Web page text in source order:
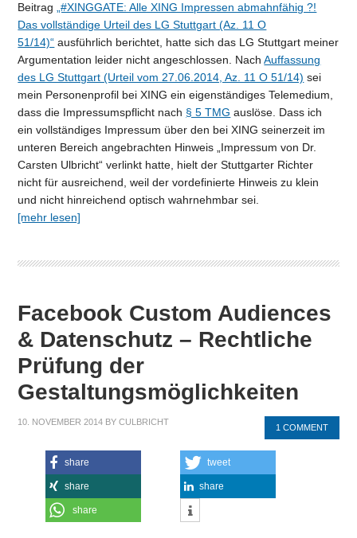
Beitrag
„#XINGGATE: Alle XING Impressen abmahnfähig ?!
Das vollständige Urteil des LG Stuttgart (Az. 11 O
51/14)“ ausführlich berichtet, hatte sich das LG Stuttgart meiner
Argumentation leider nicht angeschlossen. NachAuffassung
des LG Stuttgart (Urteil vom 27.06.2014, Az. 11 O 51/14) sei
mein Personenprofil bei XING ein eigenständiges Telemedium,
dass die Impressumspflicht nach § 5 TMG auslöse. Dass ich
ein vollständiges Impressum über den bei XING seinerzeit im
unteren Bereich angebrachten Hinweis „Impressum von Dr.
Carsten Ulbricht“ verlinkt hatte, hielt der Stuttgarter Richter
nicht für ausreichend, weil der vordefinierte Hinweis zu klein
und nicht hinreichend optisch wahrnehmbar sei.
[mehr lesen]
Facebook Custom Audiences
& Datenschutz – Rechtliche
Prüfung der
Gestaltungsmöglichkeiten
10. NOVEMBER 2014 BYCULBRICHT
1 COMMENT
share tweet
share share
share